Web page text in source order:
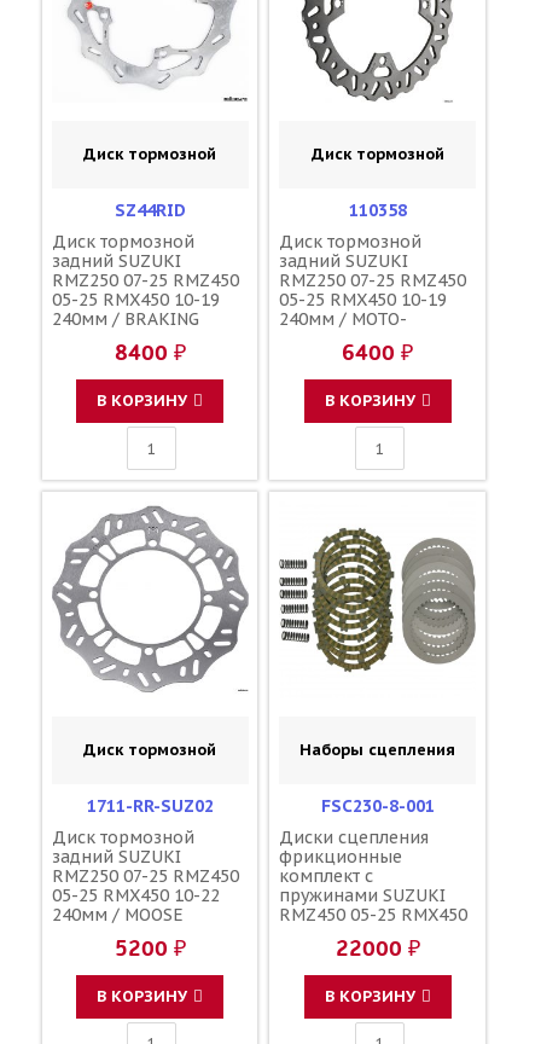
Диск тормозной
SZ44RID
Диск тормозной
задний SUZUKI
RMZ250 07-25 RMZ450
05-25 RMX450 10-19
240мм / BRAKING
28H10 69211-35G00
8400 ₽
В КОРЗИНУ
Диск тормозной
110358
Диск тормозной
задний SUZUKI
RMZ250 07-25 RMZ450
05-25 RMX450 10-19
240мм / MOTO-
69211-28H00 69211-
28H10 69211-35G00
6400 ₽
В КОРЗИНУ
Диск тормозной
1711-RR-SUZ02
Диск тормозной
задний SUZUKI
RMZ250 07-25 RMZ450
05-25 RMX450 10-22
240мм / MOOSE
69211-28H00 69211-
28H10 69211-35G00
1711-1431
5200 ₽
В КОРЗИНУ
Наборы сцепления
FSC230-8-001
Диски сцепления
фрикционные
комплект с
пружинами SUZUKI
RMZ450 05-25 RMX450
HINSON 21441-37F30
21441-35G00 21452-
35G00 21451-35G00
22000 ₽
В КОРЗИНУ